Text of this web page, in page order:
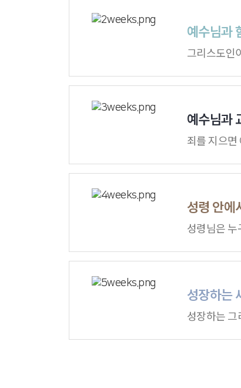
예수님과
그리스도인
예수님과
죄를 지으면
성령 안에
성령님은
성장하는
성장하는